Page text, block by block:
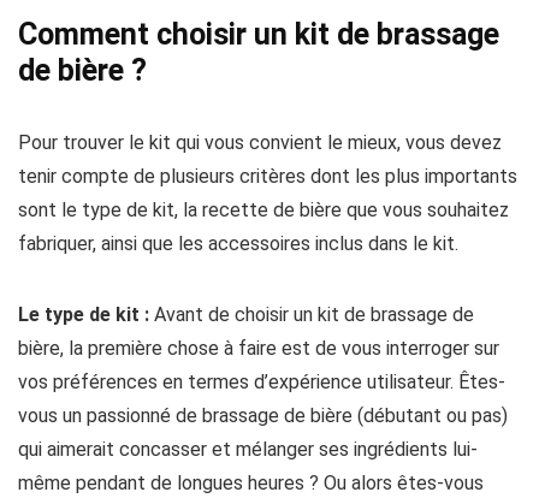
Comment choisir un kit de brassage
de bière ?
Pour trouver le kit qui vous convient le mieux, vous devez
tenir compte de plusieurs critères dont les plus importants
sont le type de kit, la recette de bière que vous souhaitez
fabriquer, ainsi que les accessoires inclus dans le kit.
Le type de kit : Avant de choisir un kit de brassage de
bière, la première chose à faire est de vous interroger sur
vos préférences en termes d’expérience utilisateur. Êtes-
vous un passionné de brassage de bière (débutant ou pas)
qui aimerait concasser et mélanger ses ingrédients lui-
même pendant de longues heures ? Ou alors êtes-vous